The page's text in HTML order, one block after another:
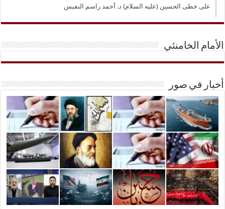
على خطى الحسين (عليه السلام) د. أحمد راسم النفيس
الأمام الخامنئي
أخبار في صور